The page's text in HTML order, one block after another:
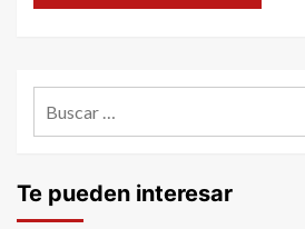
Te pueden interesar